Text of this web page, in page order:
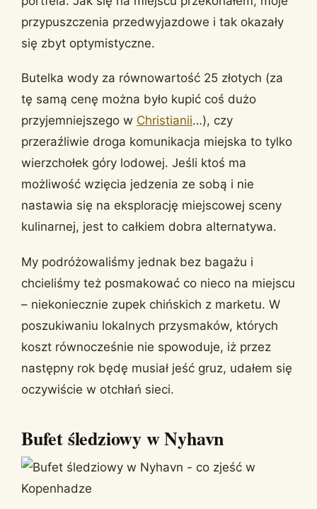
przypuszczenia przedwyjazdowe i tak okazały
się zbyt optymistyczne.
Butelka wody za równowartość 25 złotych (za
tę samą cenę można było kupić coś dużo
przyjemniejszego w Christianii…), czy
przeraźliwie droga komunikacja miejska to tylko
wierzchołek góry lodowej. Jeśli ktoś ma
możliwość wzięcia jedzenia ze sobą i nie
nastawia się na eksplorację miejscowej sceny
kulinarnej, jest to całkiem dobra alternatywa.
My podróżowaliśmy jednak bez bagażu i
chcieliśmy też posmakować co nieco na miejscu
– niekoniecznie zupek chińskich z marketu. W
poszukiwaniu lokalnych przysmaków, których
koszt równocześnie nie spowoduje, iż przez
następny rok będę musiał jeść gruz, udałem się
oczywiście w otchłań sieci.
Bufet śledziowy w Nyhavn